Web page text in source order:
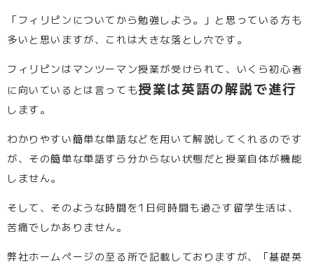
「フィリピンについてから勉強しよう。」と思っている方も
多いと思いますが、これは大きな落とし穴です。
フィリピンはマンツーマン授業が受けられて、いくら初心者
に向いているとは言っても授業は英語の解説で進行
します。
わかりやすい簡単な単語などを用いて解説してくれるのです
が、その簡単な単語すら分からない状態だと授業自体が機能
しません。
そして、そのような時間を1日何時間も過ごす留学生活は、
苦痛でしかありません。
弊社ホームページの至る所で記載しておりますが、「基礎英